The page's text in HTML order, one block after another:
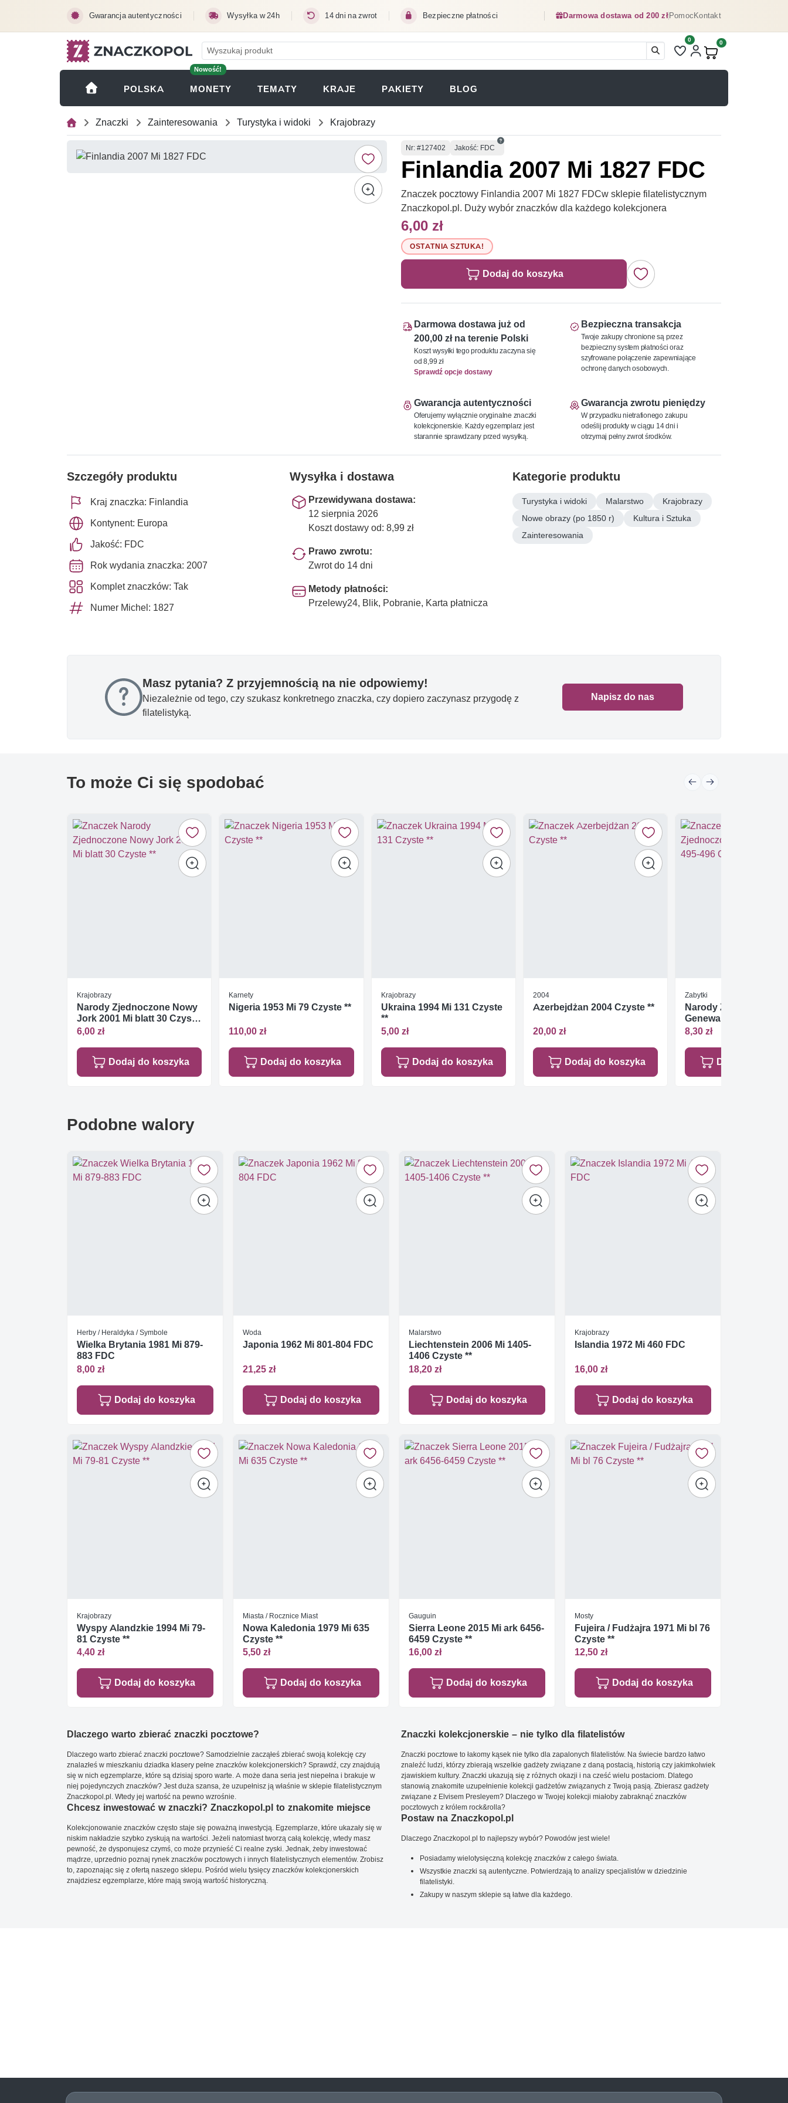
Gwarancja autentyczności Wysyłka w 24h 14 dni na zwrot Bezpieczne płatności Darmowa dostawa od 200 złPomocKontakt
Liczba pozycji na liście
0
Produkty w koszyku:
0
POLSKA
Nowość!
MONETY (OTWIERA SIĘ W NOWEJ KARCIE)
TEMATY KRAJE PAKIETY BLOG
Znaczki Zainteresowania Turystyka i widoki Krajobrazy
Numer
Nr: #127402 Jakość: FDC
Finlandia 2007 Mi 1827 FDC
Znaczek pocztowy Finlandia 2007 Mi 1827 FDCw sklepie filatelistycznym
Znaczkopol.pl. Duży wybór znaczków dla każdego kolekcjonera
6,00 zł
OSTATNIA SZTUKA!
Dodaj do koszyka
Darmowa dostawa już od
200,00 zł na terenie Polski
Koszt wysyłki tego produktu zaczyna się
od 8,99 zł
Sprawdź opcje dostawy
Bezpieczna transakcja
Twoje zakupy chronione są przez
bezpieczny system płatności oraz
szyfrowane połączenie zapewniające
ochronę danych osobowych.
Gwarancja autentyczności
Oferujemy wyłącznie oryginalne znaczki
kolekcjonerskie. Każdy egzemplarz jest
starannie sprawdzany przed wysyłką.
Gwarancja zwrotu pieniędzy
W przypadku nietrafionego zakupu
odeślij produkty w ciągu 14 dni i
otrzymaj pełny zwrot środków.
Szczegóły produktu
Kraj znaczka: Finlandia
Kontynent: Europa
Jakość: FDC
Rok wydania znaczka: 2007
Komplet znaczków: Tak
Numer Michel: 1827
Wysyłka i dostawa
Przewidywana dostawa:
12 sierpnia 2026
Koszt dostawy od: 8,99 zł
Prawo zwrotu:
Zwrot do 14 dni
Metody płatności:
Przelewy24, Blik, Pobranie, Karta płatnicza
Kategorie produktu
Turystyka i widoki Malarstwo
Krajobrazy
Nowe obrazy (po 1850 r)
Kultura i Sztuka
Zainteresowania
Masz pytania? Z przyjemnością na nie odpowiemy!
Niezależnie od tego, czy szukasz konkretnego znaczka, czy dopiero zaczynasz przygodę z
filatelistyką.
Napisz do nas
To może Ci się spodobać
Krajobrazy
Narody Zjednoczone Nowy
Jork 2001 Mi blatt 30 Czyste
**
6,00 zł
Dodaj do koszyka
Karnety
Nigeria 1953 Mi 79 Czyste **
110,00 zł
Dodaj do koszyka
Krajobrazy
Ukraina 1994 Mi 131 Czyste
**
5,00 zł
Dodaj do koszyka
2004
Azerbejdżan 2004 Czyste **
20,00 zł
Dodaj do koszyka
Zabytki
Narody Zjednoczone
Genewa 2004 Mi 495-
Czyste **
8,30 zł
Dodaj do
Podobne walory
Herby / Heraldyka / Symbole
Wielka Brytania 1981 Mi 879-
883 FDC
8,00 zł
Dodaj do koszyka
Woda
Japonia 1962 Mi 801-804 FDC
21,25 zł
Dodaj do koszyka
Malarstwo
Liechtenstein 2006 Mi 1405-
1406 Czyste **
18,20 zł
Dodaj do koszyka
Krajobrazy
Islandia 1972 Mi 460 FDC
16,00 zł
Dodaj do koszyka
Krajobrazy
Wyspy Alandzkie 1994 Mi 79-
81 Czyste **
4,40 zł
Dodaj do koszyka
Miasta / Rocznice Miast
Nowa Kaledonia 1979 Mi 635
Czyste **
5,50 zł
Dodaj do koszyka
Gauguin
Sierra Leone 2015 Mi ark 6456-
6459 Czyste **
16,00 zł
Dodaj do koszyka
Mosty
Fujeira / Fudżajra 1971 Mi bl 76
Czyste **
12,50 zł
Dodaj do koszyka
Dlaczego warto zbierać znaczki pocztowe?
Dlaczego warto zbierać znaczki pocztowe? Samodzielnie zacząłeś zbierać swoją kolekcję czy
znalazłeś w mieszkaniu dziadka klasery pełne znaczków kolekcjonerskich? Sprawdź, czy znajdują
się w nich egzemplarze, które są dzisiaj sporo warte. A może dana seria jest niepełna i brakuje w
niej pojedynczych znaczków? Jest duża szansa, że uzupełnisz ją właśnie w sklepie filatelistycznym
Znaczkopol.pl. Wtedy jej wartość na pewno wzrośnie.
Chcesz inwestować w znaczki? Znaczkopol.pl to znakomite miejsce
Kolekcjonowanie znaczków często staje się poważną inwestycją. Egzemplarze, które ukazały się w
niskim nakładzie szybko zyskują na wartości. Jeżeli natomiast tworzą całą kolekcję, wtedy masz
pewność, że dysponujesz czymś, co może przynieść Ci realne zyski. Jednak, żeby inwestować
mądrze, uprzednio poznaj rynek znaczków pocztowych i innych filatelistycznych elementów. Zrobisz
to, zapoznając się z ofertą naszego sklepu. Pośród wielu tysięcy znaczków kolekcjonerskich
znajdziesz egzemplarze, które mają swoją wartość historyczną.
Znaczki kolekcjonerskie – nie tylko dla filatelistów
Znaczki pocztowe to łakomy kąsek nie tylko dla zapalonych filatelistów. Na świecie bardzo łatwo
znaleźć ludzi, którzy zbierają wszelkie gadżety związane z daną postacią, historią czy jakimkolwiek
zjawiskiem kultury. Znaczki ukazują się z różnych okazji i na cześć wielu postaciom. Dlatego
stanowią znakomite uzupełnienie kolekcji gadżetów związanych z Twoją pasją. Zbierasz gadżety
związane z Elvisem Presleyem? Dlaczego w Twojej kolekcji miałoby zabraknąć znaczków
pocztowych z królem rock&rolla?
Postaw na Znaczkopol.pl
Dlaczego Znaczkopol.pl to najlepszy wybór? Powodów jest wiele!
Posiadamy wielotysięczną kolekcję znaczków z całego świata.
Wszystkie znaczki są autentyczne. Potwierdzają to analizy specjalistów w dziedzinie
filatelistyki.
Zakupy w naszym sklepie są łatwe dla każdego.